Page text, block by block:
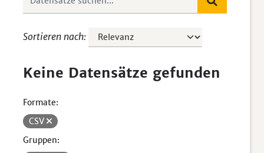
Sortieren nach
Keine Datensätze gefunden
Formate:
CSV
Gruppen: